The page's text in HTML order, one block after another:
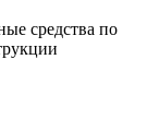
средства по